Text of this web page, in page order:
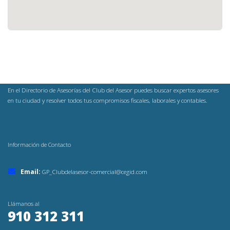
En el Directorio de Asesorías del Club del Asesor puedes buscar expertos asesores
en tu ciudad y resolver todos tus compromisos fiscales, laborales y contables.
Información de Contacto
Email: GP_Clubdelasesor-comercial@cegid.com
Llámanos al
910 312 311